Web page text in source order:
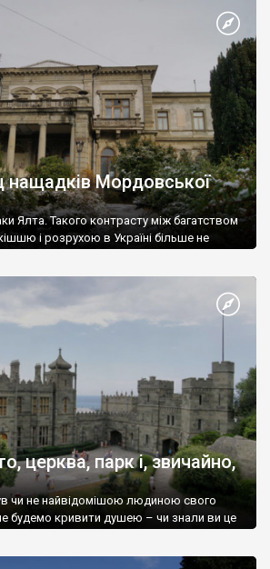
нащадків Мордовської
Ялта. Такого контрасту між багатством
і розрухою в Україні більше не
церква, парк і, звичайно,
чи не найвідомішою людиною свого
будемо кривити душею – чи знали ви це